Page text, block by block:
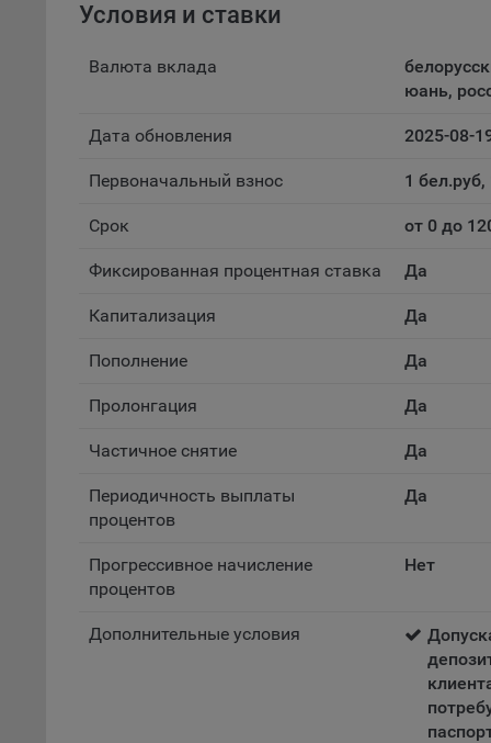
На
Условия и ставки
Валюта вклада
юань,
Дата обновления 2025-08-
Первоначальный взнос 1
Срок от 0 до
Фиксированная процентная ставка Да
Капитализация Да
Пополнение Да
Пролонгация Да
Частичное снятие Да
Периодичность выплаты
процентов
Да
Прогрессивное начисление
процентов
Нет
Дополнительные условия